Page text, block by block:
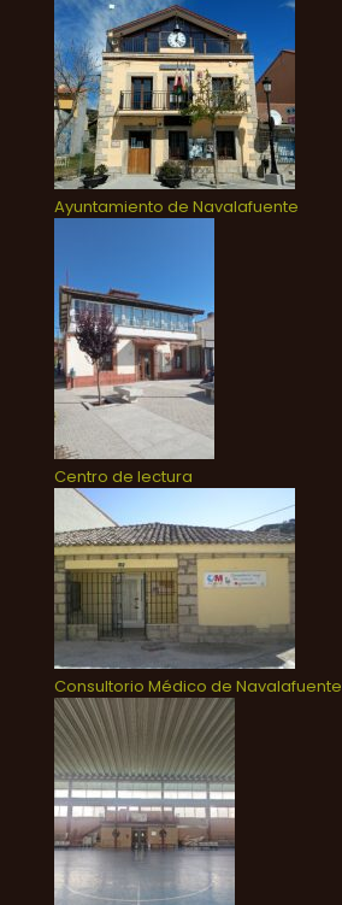
Ayuntamiento de Navalafuente
Centro de lectura
Consultorio Médico de Navalafuente